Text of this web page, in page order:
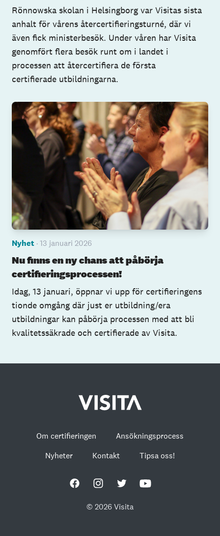
Rönnowska skolan i Helsingborg var Visitas sista
anhalt för vårens återcertifieringsturné, där vi
även fick ministerbesök. Under våren har Visita
genomfört flera besök runt om i landet i
processen att återcertifiera de första
certifierade utbildningarna.
Nyhet · 13 januari 2026
Nu finns en ny chans att påbörja
certifieringsprocessen!
Idag, 13 januari, öppnar vi upp för certifieringens
tionde omgång där just er utbildning/era
utbildningar kan påbörja processen med att bli
kvalitetssäkrade och certifierade av Visita.
Om certifieringen
Ansökningsprocess
Nyheter
Kontakt Tipsa oss!
© 2026 Visita